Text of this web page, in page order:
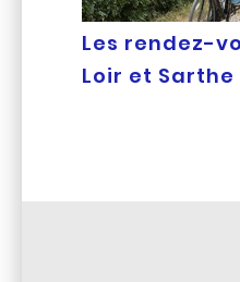
Les rendez-
Loir et Sarthe